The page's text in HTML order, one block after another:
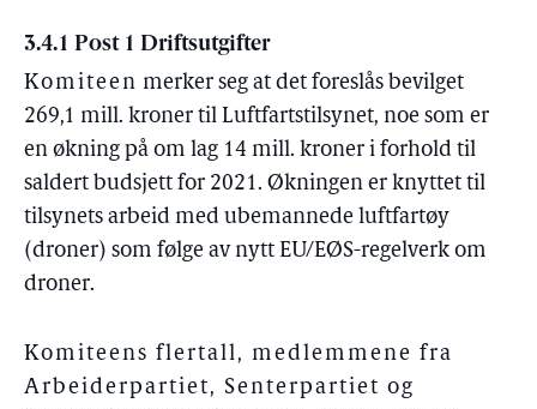
3.4.1 Post 1 Driftsutgifter
Komiteen merker seg at det foreslås bevilget
269,1 mill. kroner til Luftfartstilsynet, noe som er
en økning på om lag 14 mill. kroner i forhold til
saldert budsjett for 2021. Økningen er knyttet til
tilsynets arbeid med ubemannede luftfartøy
(droner) som følge av nytt EU/EØS-regelverk om
droner.
Komiteens flertall, medlemmene fra
Arbeiderpartiet, Senterpartiet og